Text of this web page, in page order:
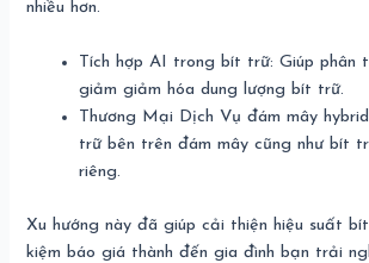
nhiều hơn.
Tích hợp AI trong bít trữ: Giúp phân
giảm giảm hóa dung lượng bít trữ.
Thương Mại Dịch Vụ đám mây
trữ bên trên đám mây cũng như bít
riêng.
Xu hướng này đã giúp cải thiện hiệu suất
kiệm báo giá thành đến gia đình bạn trải